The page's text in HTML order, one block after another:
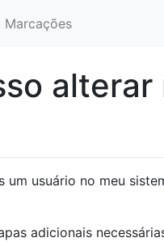
Marcações
um usuário no meu
adicionais